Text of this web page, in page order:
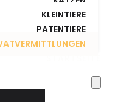
KLEINTIERE
PATENTIERE
STARTSEITE